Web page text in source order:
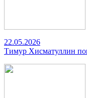
22.05.2026
Тимур Хисматуллин